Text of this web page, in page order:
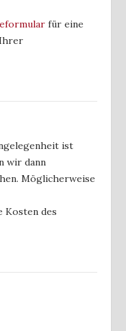
für eine
ist
wir dann
Möglicherweise
Kosten des